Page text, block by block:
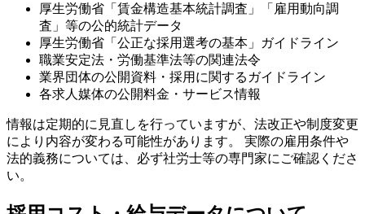
厚生労働省「賃金構造基本統計調査」「雇用動向調
査」等の公的統計データ
厚生労働省「公正な採用選考の基本」ガイドライン
職業安定法・労働基準法等の関連法令
業界団体の公開資料・採用に関するガイドライン
各求人媒体の公開料金・サービス情報
情報は定期的に見直しを行っていますが、法改正や制度変更
により内容が変わる可能性があります。 実際の雇用条件や
法的義務については、必ず社労士等の専門家にご確認くださ
い。